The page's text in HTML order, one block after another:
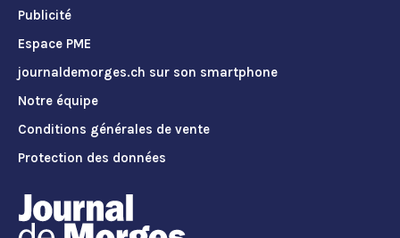
Publicité
Espace PME
journaldemorges.ch sur son smartphone
Notre équipe
Conditions générales de vente
Protection des données